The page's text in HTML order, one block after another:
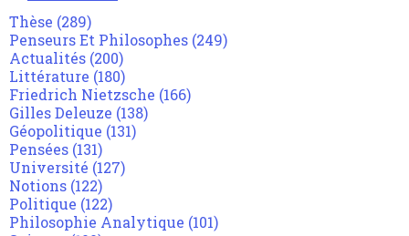
Thèse (289)
Penseurs Et Philosophes (249)
Actualités (200)
Littérature (180)
Friedrich Nietzsche (166)
Gilles Deleuze (138)
Géopolitique (131)
Pensées (131)
Université (127)
Notions (122)
Politique (122)
Philosophie Analytique (101)